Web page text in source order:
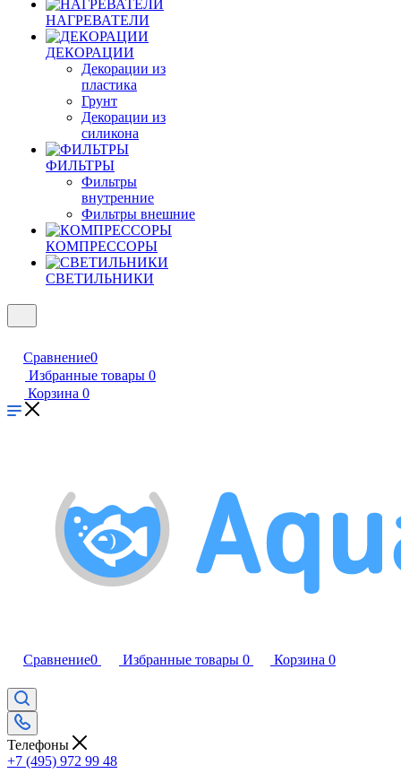
НАГРЕВАТЕЛИ
ДЕКОРАЦИИ
Декорации из
пластика
Грунт
Декорации из
силикона
ФИЛЬТРЫ
Фильтры
внутренние
Фильтры внешние
КОМПРЕССОРЫ
СВЕТИЛЬНИКИ
Сравнение0
Избранные товары 0
Корзина 0
Сравнение0 Избранные товары 0 Корзина 0
Телефоны
+7 (495) 972 99 48